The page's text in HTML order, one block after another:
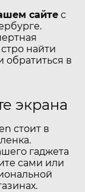
сайте с
найти
в
экрана
стоит в
гаджета
сами или